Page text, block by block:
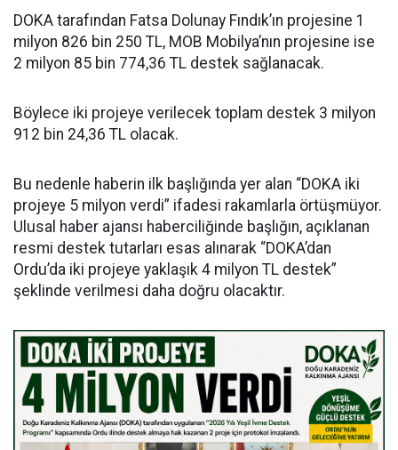
DOKA tarafından Fatsa Dolunay Fındık’ın projesine 1
milyon 826 bin 250 TL, MOB Mobilya’nın projesine ise
2 milyon 85 bin 774,36 TL destek sağlanacak.
Böylece iki projeye verilecek toplam destek 3 milyon
912 bin 24,36 TL olacak.
Bu nedenle haberin ilk başlığında yer alan “DOKA iki
projeye 5 milyon verdi” ifadesi rakamlarla örtüşmüyor.
Ulusal haber ajansı haberciliğinde başlığın, açıklanan
resmi destek tutarları esas alınarak “DOKA’dan
Ordu’da iki projeye yaklaşık 4 milyon TL destek”
şeklinde verilmesi daha doğru olacaktır.